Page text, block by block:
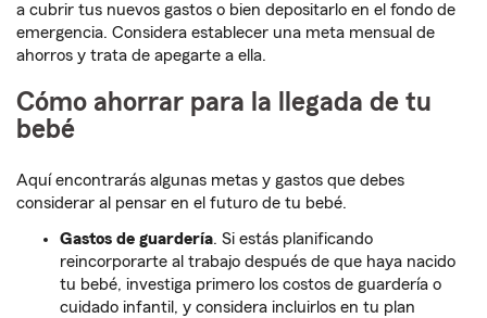
a cubrir tus nuevos gastos o bien depositarlo en el fondo de
emergencia. Considera establecer una meta mensual de
ahorros y trata de apegarte a ella.
Cómo ahorrar para la llegada de tu
bebé
Aquí encontrarás algunas metas y gastos que debes
considerar al pensar en el futuro de tu bebé.
Gastos de guardería. Si estás planificando
reincorporarte al trabajo después de que haya nacido
tu bebé, investiga primero los costos de guardería o
cuidado infantil, y considera incluirlos en tu plan